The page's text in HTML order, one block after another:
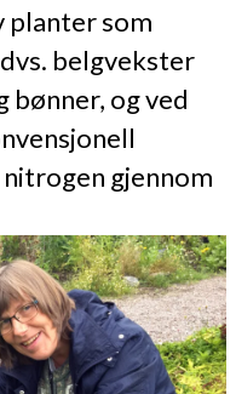
planter som
belgvekster
bønner, og ved
gjennom